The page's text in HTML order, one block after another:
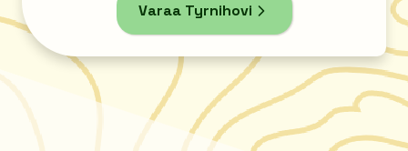
Varaa Tyrnihovi